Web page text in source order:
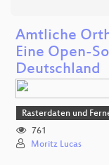
Amtliche
Eine Open-
Deutschland
Rasterdaten und
761
Moritz Lucas